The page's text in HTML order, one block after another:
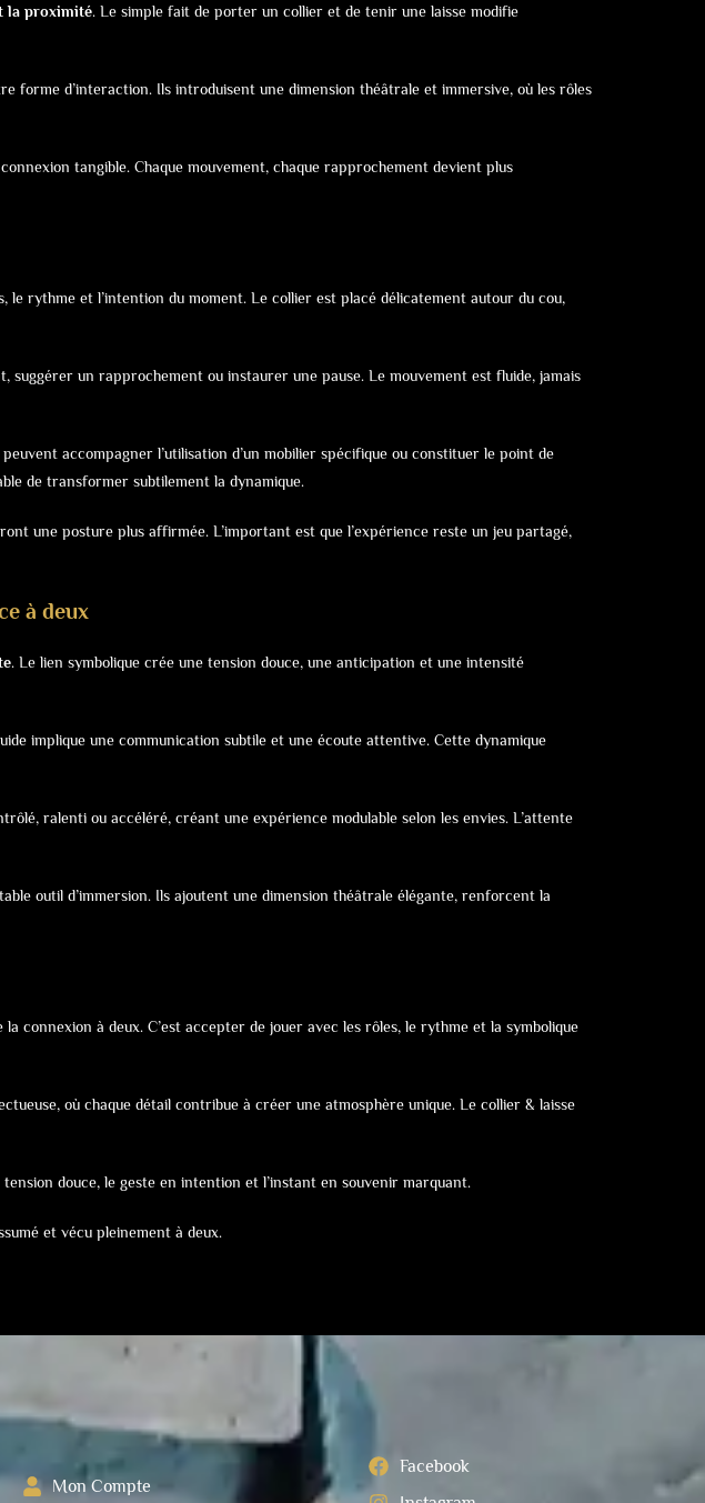
la proximité. Le simple fait de porter un collier et de tenir une laisse modifie
forme d’interaction. Ils introduisent une dimension théâtrale et immersive, où les rôles
tangible. Chaque mouvement, chaque rapprochement devient plus
le rythme et l’intention du moment. Le collier est placé délicatement autour du cou,
un rapprochement ou instaurer une pause. Le mouvement est fluide, jamais
accompagner l’utilisation d’un mobilier spécifique ou constituer le point de
de transformer subtilement la dynamique.
une posture plus affirmée. L’important est que l’expérience reste un jeu partagé,
à deux
. Le lien symbolique crée une tension douce, une anticipation et une intensité
implique une communication subtile et une écoute attentive. Cette dynamique
ralenti ou accéléré, créant une expérience modulable selon les envies. L’attente
outil d’immersion. Ils ajoutent une dimension théâtrale élégante, renforcent la
connexion à deux. C’est accepter de jouer avec les rôles, le rythme et la symbolique
où chaque détail contribue à créer une atmosphère unique. Le collier & laisse
douce, le geste en intention et l’instant en souvenir marquant.
et vécu pleinement à deux.
Mon Compte
Facebook